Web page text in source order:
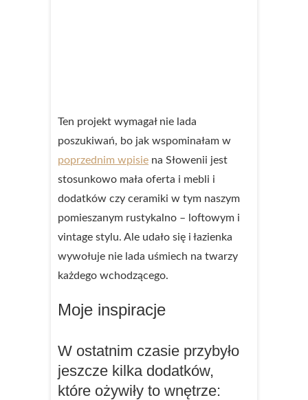
Ten projekt wymagał nie lada
poszukiwań, bo jak wspominałam w
poprzednim wpisie na Słowenii jest
stosunkowo mała oferta i mebli i
dodatków czy ceramiki w tym naszym
pomieszanym rustykalno – loftowym i
vintage stylu. Ale udało się i łazienka
wywołuje nie lada uśmiech na twarzy
każdego wchodzącego.
Moje inspiracje
W ostatnim czasie przybyło
jeszcze kilka dodatków,
które ożywiły to wnętrze: